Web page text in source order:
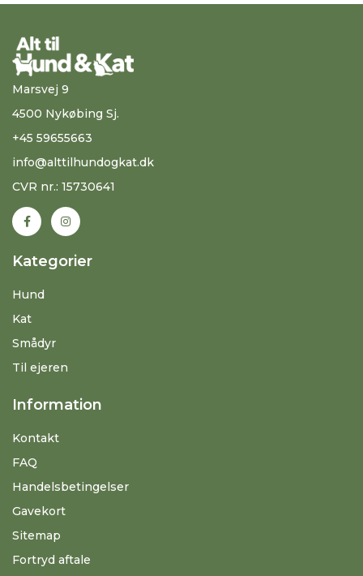
Marsvej 9
4500 Nykøbing Sj.
+45 59655663
info@alttilhundogkat.dk
CVR nr.: 15730641
Kategorier
Hund
Kat
Smådyr
Til ejeren
Information
Kontakt
FAQ
Handelsbetingelser
Gavekort
Sitemap
Fortryd aftale